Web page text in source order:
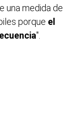
una medida de
porque el
".